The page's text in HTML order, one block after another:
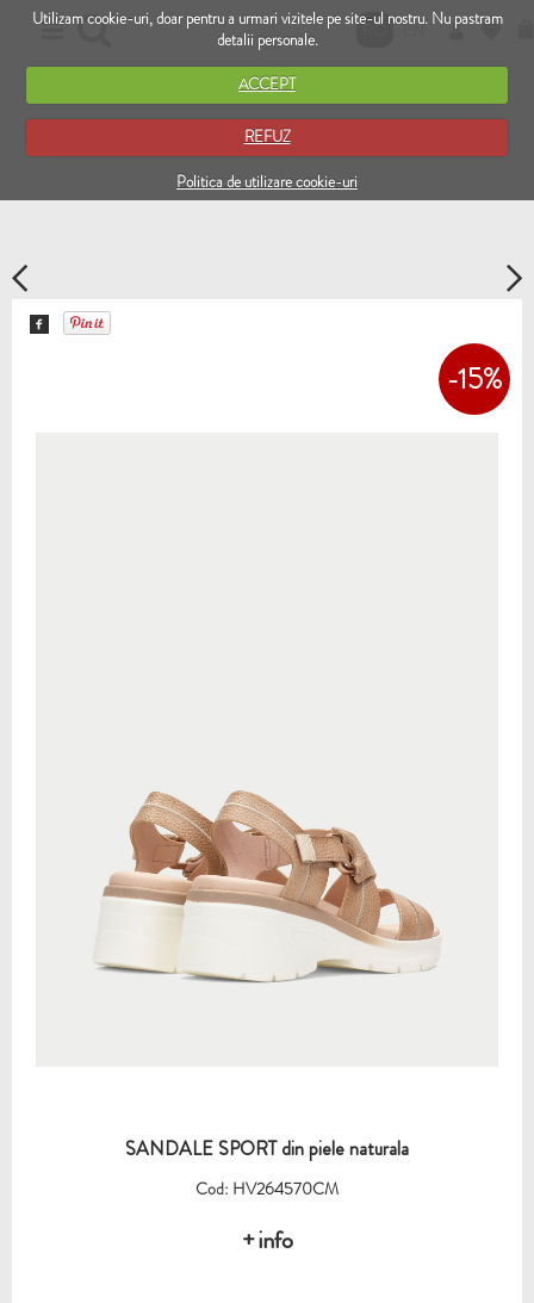
Utilizam cookie-uri, doar pentru a urmari vizitele pe site-ul nostru. Nu pastram
detalii personale.
ACCEPT
REFUZ
Politica de utilizare cookie-uri
RO EN
-15%
SANDALE SPORT din piele naturala
Cod: HV264570CM
+ info